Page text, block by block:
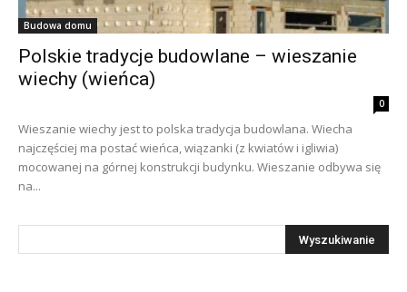
Budowa domu
Polskie tradycje budowlane – wieszanie
wiechy (wieńca)
0
Wieszanie wiechy jest to polska tradycja budowlana. Wiecha
najczęściej ma postać wieńca, wiązanki (z kwiatów i igliwia)
mocowanej na górnej konstrukcji budynku. Wieszanie odbywa się
na...